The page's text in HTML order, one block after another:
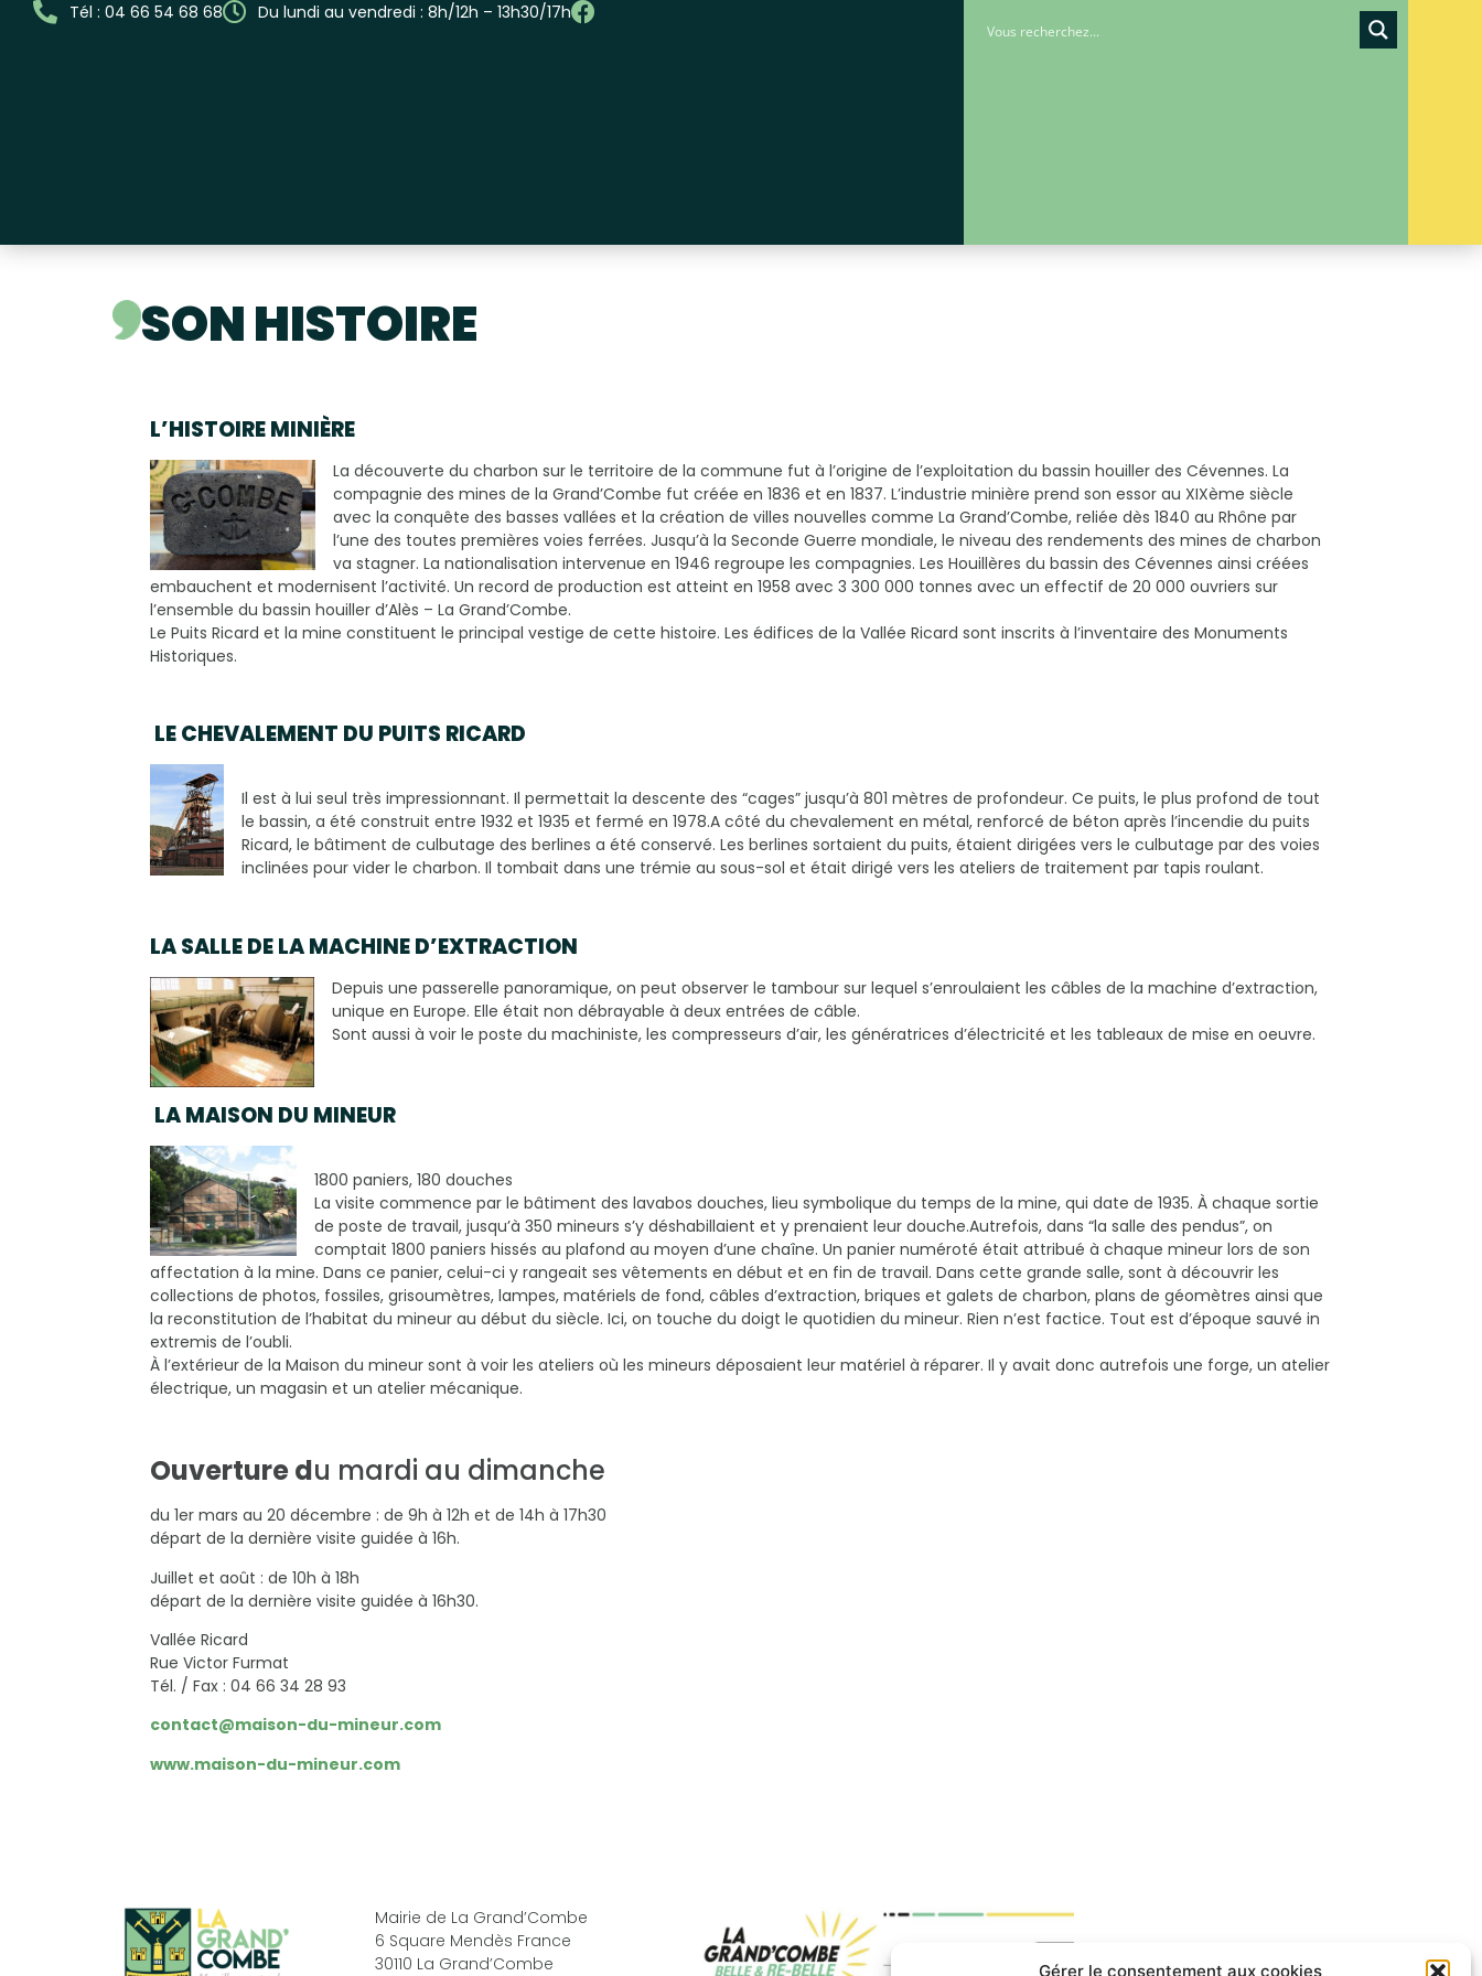
Gérer le consentement aux cookies
Tél : 04 66 54 68 68 Du lundi au vendredi : 8h/12h – 13h30/17h
SON HISTOIRE
L’HISTOIRE MINIÈRE
La découverte du charbon sur le territoire de la commune fut à l’origine de l’exploitation du bassin houiller des Cévennes. La
compagnie des mines de la Grand’Combe fut créée en 1836 et en 1837. L’industrie minière prend son essor au XIXème siècle
avec la conquête des basses vallées et la création de villes nouvelles comme La Grand’Combe, reliée dès 1840 au Rhône par
l’une des toutes premières voies ferrées. Jusqu’à la Seconde Guerre mondiale, le niveau des rendements des mines de charbon
va stagner. La nationalisation intervenue en 1946 regroupe les compagnies. Les Houillères du bassin des Cévennes ainsi créées
embauchent et modernisent l’activité. Un record de production est atteint en 1958 avec 3 300 000 tonnes avec un effectif de 20 000 ouvriers sur
l’ensemble du bassin houiller d’Alès – La Grand’Combe.
Le Puits Ricard et la mine constituent le principal vestige de cette histoire. Les édifices de la Vallée Ricard sont inscrits à l’inventaire des Monuments
Historiques.
LE CHEVALEMENT DU PUITS RICARD
Il est à lui seul très impressionnant. Il permettait la descente des “cages” jusqu’à 801 mètres de profondeur. Ce puits, le plus profond de tout
le bassin, a été construit entre 1932 et 1935 et fermé en 1978.A côté du chevalement en métal, renforcé de béton après l’incendie du puits
Ricard, le bâtiment de culbutage des berlines a été conservé. Les berlines sortaient du puits, étaient dirigées vers le culbutage par des voies
inclinées pour vider le charbon. Il tombait dans une trémie au sous-sol et était dirigé vers les ateliers de traitement par tapis roulant.
LA SALLE DE LA MACHINE D’EXTRACTION
Depuis une passerelle panoramique, on peut observer le tambour sur lequel s’enroulaient les câbles de la machine d’extraction,
unique en Europe. Elle était non débrayable à deux entrées de câble.
Sont aussi à voir le poste du machiniste, les compresseurs d’air, les génératrices d’électricité et les tableaux de mise en oeuvre.
LA MAISON DU MINEUR
1800 paniers, 180 douches
La visite commence par le bâtiment des lavabos douches, lieu symbolique du temps de la mine, qui date de 1935. À chaque sortie
de poste de travail, jusqu’à 350 mineurs s’y déshabillaient et y prenaient leur douche.Autrefois, dans “la salle des pendus”, on
comptait 1800 paniers hissés au plafond au moyen d’une chaîne. Un panier numéroté était attribué à chaque mineur lors de son
affectation à la mine. Dans ce panier, celui-ci y rangeait ses vêtements en début et en fin de travail. Dans cette grande salle, sont à découvrir les
collections de photos, fossiles, grisoumètres, lampes, matériels de fond, câbles d’extraction, briques et galets de charbon, plans de géomètres ainsi que
la reconstitution de l’habitat du mineur au début du siècle. Ici, on touche du doigt le quotidien du mineur. Rien n’est factice. Tout est d’époque sauvé in
extremis de l’oubli.
À l’extérieur de la Maison du mineur sont à voir les ateliers où les mineurs déposaient leur matériel à réparer. Il y avait donc autrefois une forge, un atelier
électrique, un magasin et un atelier mécanique.
Ouverture du mardi au dimanche
du 1er mars au 20 décembre : de 9h à 12h et de 14h à 17h30
départ de la dernière visite guidée à 16h.
Juillet et août : de 10h à 18h
départ de la dernière visite guidée à 16h30.
Vallée Ricard
Rue Victor Furmat
Tél. / Fax : 04 66 34 28 93
contact@maison-du-mineur.com
www.maison-du-mineur.com
Mairie de La Grand’Combe
6 Square Mendès France
30110 La Grand’Combe